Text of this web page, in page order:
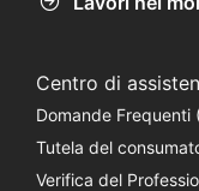
Centro di
Domande Frequenti
Tutela del
Verifica del